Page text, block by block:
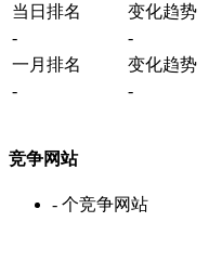
当日排名 变化趋势
-
-
一月排名
变化趋势
-
-
竞争网站
- 个竞争网站